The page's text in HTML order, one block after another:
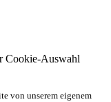
Cookie-Auswahl
von unserem eigenem